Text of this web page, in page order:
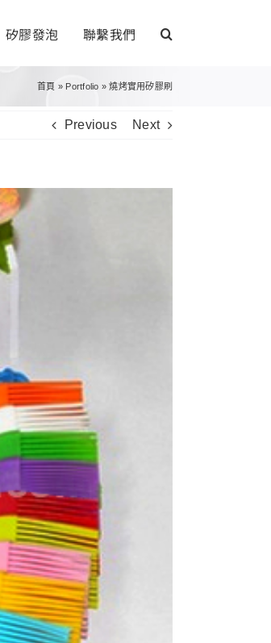
矽膠發泡 聯繫我們
首頁 » Portfolio »燒烤實用矽膠刷
Previous Next